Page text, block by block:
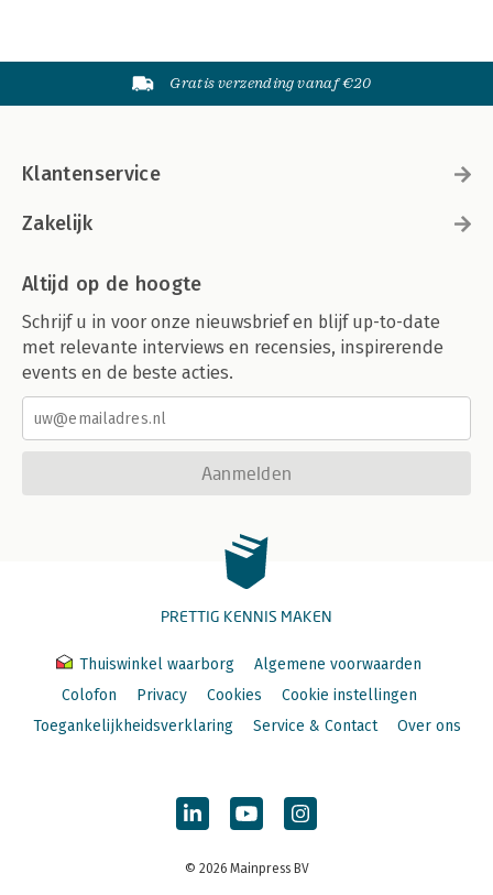
Gratis verzending vanaf €20
Klantenservice
Zakelijk
Altijd op de hoogte
Schrijf u in voor onze nieuwsbrief en blijf up-to-date
met relevante interviews en recensies, inspirerende
events en de beste acties.
Aanmelden
PRETTIG KENNIS MAKEN
Thuiswinkel waarborg
Algemene voorwaarden
Colofon
Privacy Cookies
Cookie instellingen
Toegankelijkheidsverklaring
Service & Contact Over ons
© 2026 Mainpress BV